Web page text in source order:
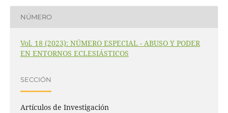
NÚMERO
Vol. 18 (2023): NÚMERO ESPECIAL - ABUSO Y PODER
EN ENTORNOS ECLESIÁSTICOS
SECCIÓN
Artículos de Investigación